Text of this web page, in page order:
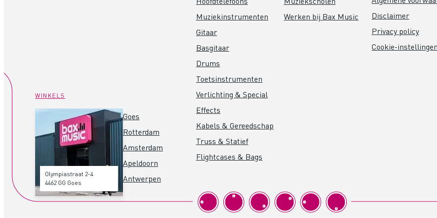
WINKELS
Olympiastraat 2-4
4462 GG Goes
Goes
Rotterdam
Amsterdam
Apeldoorn
Antwerpen
Muziekinstrumenten
Gitaar
Basgitaar
Drums
Toetsinstrumenten
Verlichting & Special
Effects
Kabels & Gereedschap
Truss & Statief
Flightcases & Bags
Werken bij Bax Music
Disclaimer
Privacy policy
Cookie-